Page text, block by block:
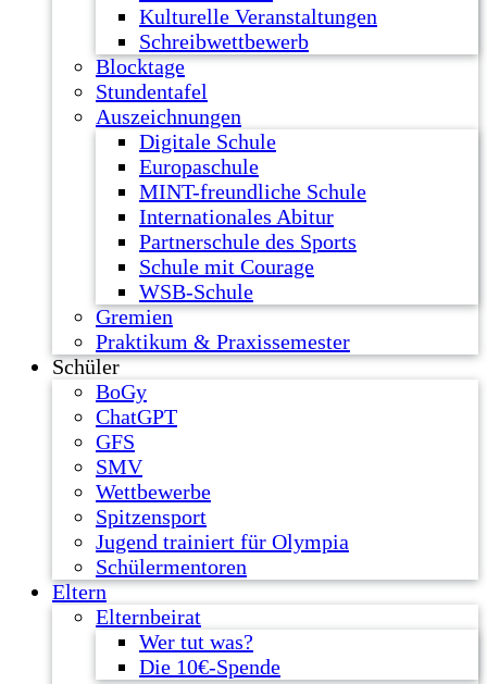
Kulturelle Veranstaltungen
Schreibwettbewerb
Blocktage
Stundentafel
Auszeichnungen
Digitale Schule
Europaschule
MINT-freundliche Schule
Internationales Abitur
Partnerschule des Sports
Schule mit Courage
WSB-Schule
Gremien
Praktikum & Praxissemester
Schüler
BoGy
ChatGPT
GFS
SMV
Wettbewerbe
Spitzensport
Jugend trainiert für Olympia
Schülermentoren
Eltern
Elternbeirat
Wer tut was?
Die 10€-Spende